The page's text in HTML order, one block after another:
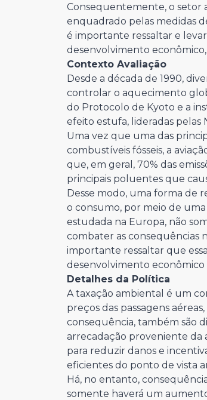
Consequentemente, o setor
enquadrado pelas medidas
é importante ressaltar e
desenvolvimento
Contexto Avaliação
Desde a década de 1990,
controlar o aquecimento
do Protocolo de Kyoto e a
efeito estufa, lideradas pelas
Uma vez que uma das
combustíveis fósseis, a
que, em geral, 70% das
principais poluentes que
Desse modo, uma forma de
o consumo, por meio de
estudada na Europa, não
combater as consequências
importante ressaltar que
desenvolvimento econômico
Detalhes da Política
A taxação ambiental é um
preços das passagens
consequência, também são
arrecadação proveniente da
para reduzir danos e
eficientes do ponto de vista
Há, no entanto,
somente haverá um aumento